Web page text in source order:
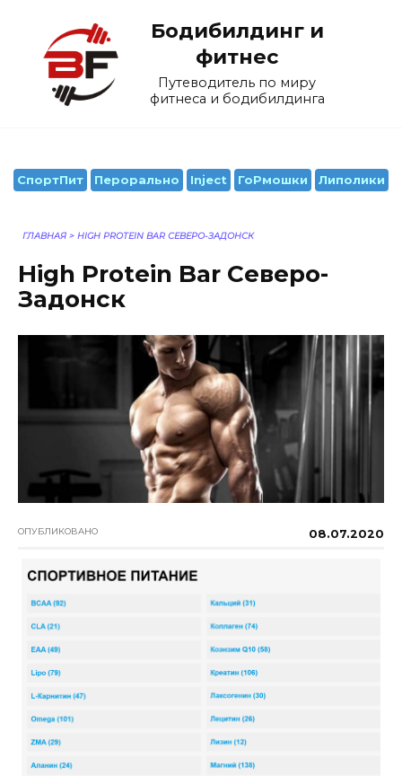
содержанию
Бодибилдинг и
фитнес
Путеводитель по миру
фитнеса и бодибилдинга
СпортПит Перорально Inject ГоРмошки Липолики
ГЛАВНАЯ > HIGH PROTEIN BAR СЕВЕРО-ЗАДОНСК
High Protein Bar Северо-
Задонск
ОПУБЛИКОВАНО 08.07.2020